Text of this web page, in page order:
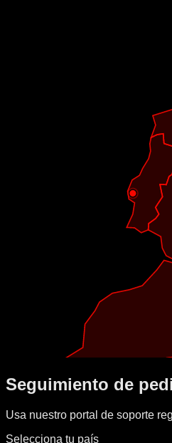
Seguimiento de
Usa nuestro portal de soporte
Selecciona tu país